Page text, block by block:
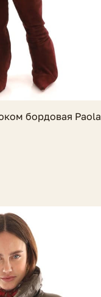
бордовая Paola